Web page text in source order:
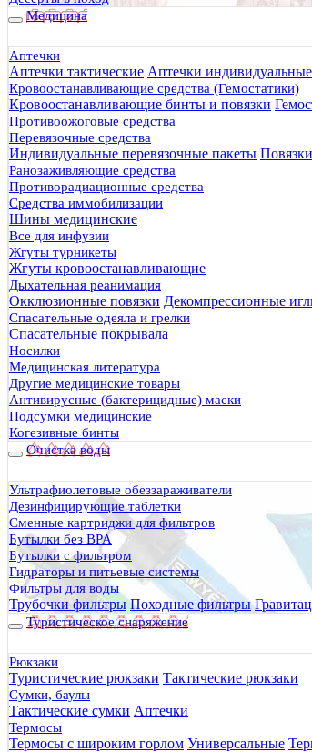
Медицина
Аптечки
Аптечки тактические Аптечки индивидуальные
Кровоостанавливающие средства (Гемостатики)
Кровоостанавливающие бинты и повязки
Противоожоговые средства
Перевязочные средства
Индивидуальные перевязочные пакеты
Ранозаживляющие средства
Противорадиационные средства
Средства иммобилизации
Шины медицинские
Все для инфузии
Жгуты турникеты
Жгуты кровоостанавливающие
Дыхательная реанимация
Окклюзионные повязки Декомпрессионные
Спасательные одеяла и грелки
Спасательные покрывала
Носилки
Медицинская литература
Другие медицинские товары
Антивирусные (бактерицидные) маски
Подсумки медицинские
Когезивные бинты
Очистка воды
Ультрафиолетовые обеззараживатели
Дезинфицирующие таблетки
Сменные картриджи для фильтров
Бутылки без BPA
Бутылки с фильтром
Гидраторы и питьевые системы
Фильтры для воды
Трубочки фильтры Походные фильтры
Туристическое снаряжение
Рюкзаки
Туристические рюкзаки Тактические рюкзаки
Сумки, баулы
Тактические сумки Аптечки
Термосы
Термосы с широким горлом Универсальные